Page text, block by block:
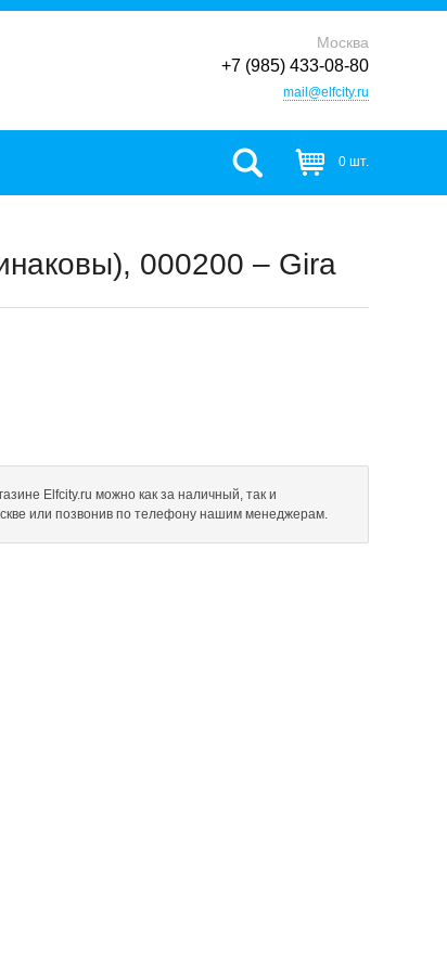
Москва
+7 (985) 433-08-80
mail@elfcity.ru
0 шт.
000200 – Gira
Elfcity.ru можно как за наличный, так и
или позвонив по телефону нашим менеджерам.